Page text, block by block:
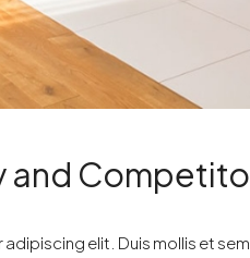
and
elit. Duis mollis et